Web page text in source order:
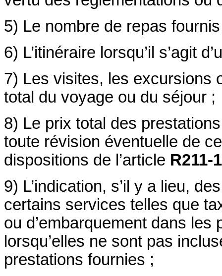
5) Le nombre de repas
6) L’itinéraire lorsqu’il s’agit
7) Les visites, les excursions
total du voyage ou du séjour ;
8) Le prix total des
toute révision éventuelle de
dispositions de l’article R211-
9) L’indication, s’il y a lieu,
certains services telles que
ou d’embarquement dans
lorsqu’elles ne sont pas
prestations fournies ;